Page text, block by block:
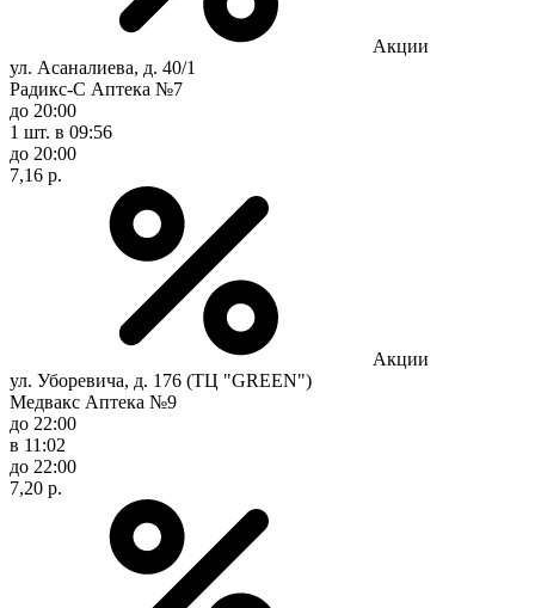
Акции
ул. Асаналиева, д. 40/1
Радикс-С Аптека №7
до 20:00
1 шт. в 09:56
до 20:00
7,16 р.
Акции
ул. Уборевича, д. 176 (ТЦ "GREEN")
Медвакс Аптека №9
до 22:00
в 11:02
до 22:00
7,20 р.